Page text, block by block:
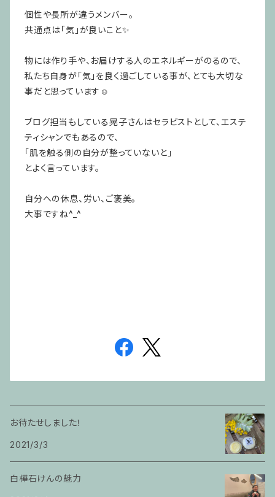
個性や長所が違うメンバー。
共通点は「気」が良いこと✨
物には作り手や、お届けする人のエネルギーがのるので、
私たち自身が「気」を良く過ごしている事が、 とても大切な
事だと思っています☺︎
ブログ担当もしている晃子さんはセラピストとして、エステ
ティシャンでもあるので、
「肌を触る側の自分が整っていないと」
とよく言っています。
自分への休息、労い、ご褒美。
大事ですね^_^
お待たせしました！
2021/3/3
白樺石けんの魅力